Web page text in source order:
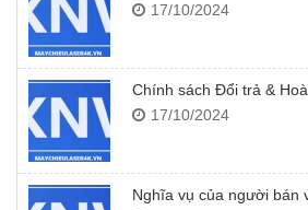
17/10/2024
Chính sách Đổi trả &
17/10/2024
Nghĩa vụ của người bán